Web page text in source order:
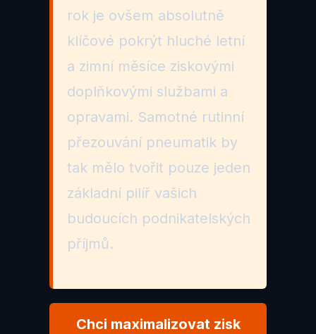
rok je ovšem absolutně
klíčové pokrýt hluché letní
a zimní měsíce ziskovými
doplňkovými službami a
opravami. Samotné rutinní
přezouvání pneumatik by
tak mělo tvořit pouze jeden
základní pilíř vašich
budoucích podnikatelských
příjmů.
Chci maximalizovat zisk